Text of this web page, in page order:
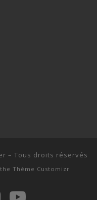
– Tous droits réservés
Thème Customizr